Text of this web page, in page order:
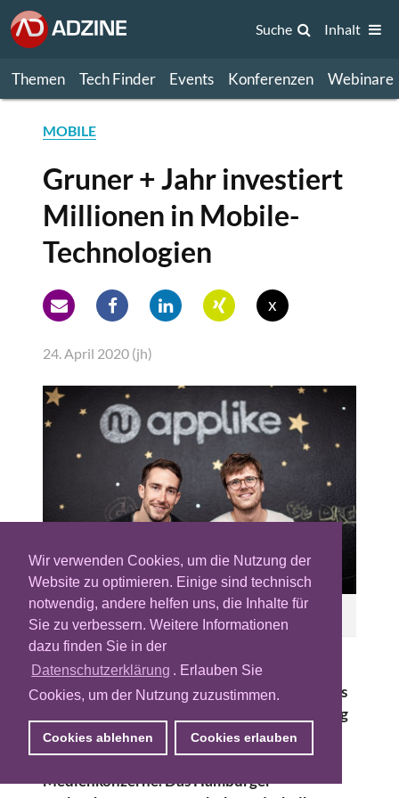
Wir verwenden Cookies, um die Nutzung der
Website zu optimieren. Einige sind technisch
notwendig, andere helfen uns, die Inhalte für
Sie zu verbessern. Weitere Informationen
dazu finden Sie in der
Datenschutzerklärung . Erlauben Sie
Cookies, um der Nutzung zuzustimmen.
Cookies ablehnen Cookies erlauben
Themen Tech Finder Events Konferenzen Webinare
Suche Inhalt
MOBILE
Gruner + Jahr investiert
Millionen in Mobile-
Technologien
x
24. April 2020 (jh)
Applike-Gründer Carlo Szelinsky und Jonas
Thiemann
Die Nutzungsrealität von Medien hat sich in
den letzten Jahren massiv gewandelt und das
Smartphone ist für die deutsche Bevölkerung
längst zum universellen Alltagsbegleiter
geworden. Dies erkennen auch zunehmend
Medienkonzerne. Das Hamburger